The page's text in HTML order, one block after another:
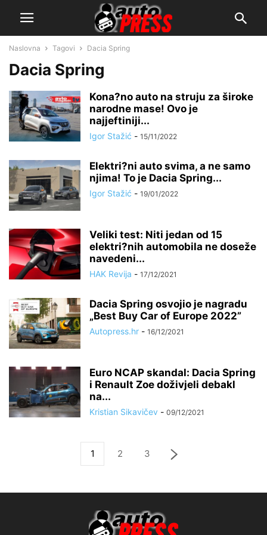
Naslovna Tagovi Dacia Spring
Dacia Spring
Kona?no auto na struju za široke
narodne mase! Ovo je
najjeftiniji...
Igor Stažić - 15/11/2022
Elektri?ni auto svima, a ne samo
njima! To je Dacia Spring...
Igor Stažić - 19/01/2022
Veliki test: Niti jedan od 15
elektri?nih automobila ne doseže
navedeni...
HAK Revija - 17/12/2021
Dacia Spring osvojio je nagradu
„Best Buy Car of Europe 2022”
Autopress.hr - 16/12/2021
Euro NCAP skandal: Dacia Spring
i Renault Zoe doživjeli debakl
na...
Kristian Sikavičev - 09/12/2021
1 2 3